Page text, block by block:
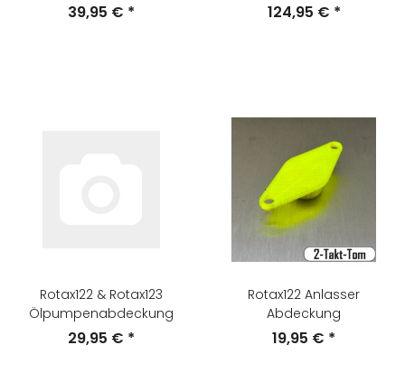
39,95 € * 124,95 € *
Rotax122 & Rotax123
Ölpumpenabdeckung
29,95 € *
Rotax122 Anlasser
Abdeckung
19,95 € *